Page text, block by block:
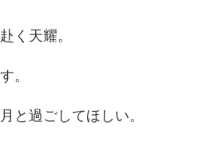
く天耀。
。
と過ごしてほしい。